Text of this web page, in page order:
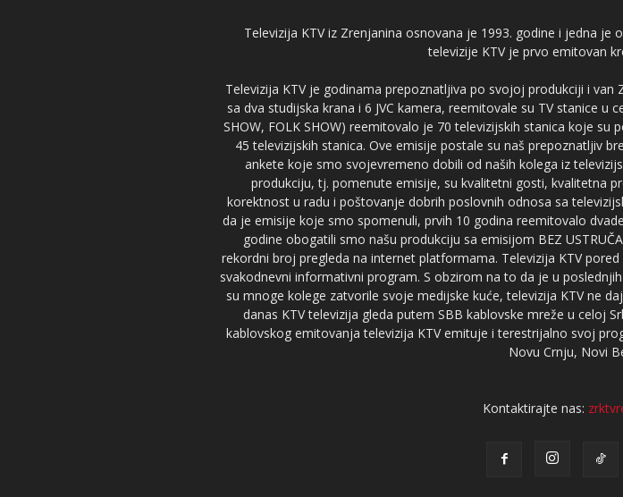
Televizija KTV iz Zrenjanina osnovana je 1993. godine i jedna
televizije KTV je prvo emitovan
Televizija KTV je godinama prepoznatljiva po svojoj produkciji i
sa dva studijska krana i 6 JVC kamera, reemitovale su TV stanice u
SHOW, FOLK SHOW) reemitovalo je 70 televizijskih stanica koje su
45 televizijskih stanica. Ove emisije postale su naš prepoznatljiv
ankete koje smo svojevremeno dobili od naših kolega iz
produkciju, tj. pomenute emisije, su kvalitetni gosti, kvalitetna
korektnost u radu i poštovanje dobrih poslovnih odnosa sa
da je emisije koje smo spomenuli, prvih 10 godina reemitovalo
godine obogatili smo našu produkciju sa emisijom BEZ
rekordni broj pregleda na internet platformama. Televizija KTV
svakodnevni informativni program. S obzirom na to da je u
su mnoge kolege zatvorile svoje medijske kuće, televizija KTV ne
danas KTV televizija gleda putem SBB kablovske mreže u celoj
kablovskog emitovanja televizija KTV emituje i terestrijalno svoj
Novu Crnju, Novi
Kontaktirajte nas: